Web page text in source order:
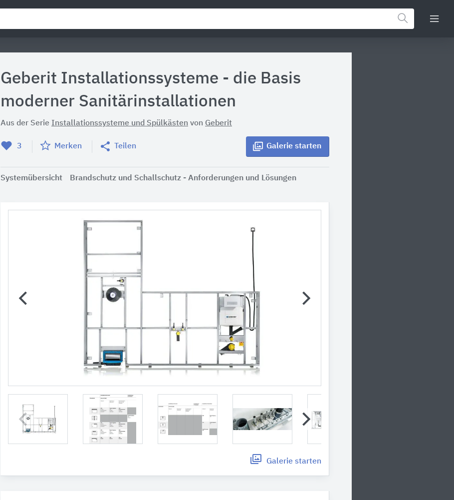
Geberit Installationssysteme - die Basis
moderner Sanitärinstallationen
Aus der Serie Installationssysteme und Spülkästen von Geberit
3 Merken Teilen Galerie starten
Systemübersicht Brandschutz und Schallschutz - Anforderungen und Lösungen
Galerie starten